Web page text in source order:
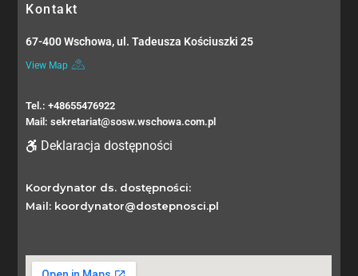
Kontakt
67-400 Wschowa, ul. Tadeusza Kościuszki 25
View Map
Tel.: +48655476922
Mail: sekretariat@sosw.wschowa.com.pl
Deklaracja dostępności
Koordynator ds. dostępności:
Mail: koordynator@dostepnosci.pl